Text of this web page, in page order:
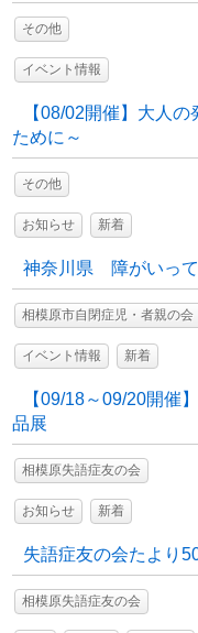
その他
イベント情報
【08/02開催】大人
ために～
その他
お知らせ 新着
神奈川県 障がいっ
相模原市自閉症児・者親の会
イベント情報 新着
【09/18～09/20開
品展
相模原失語症友の会
お知らせ 新着
失語症友の会たより
相模原失語症友の会